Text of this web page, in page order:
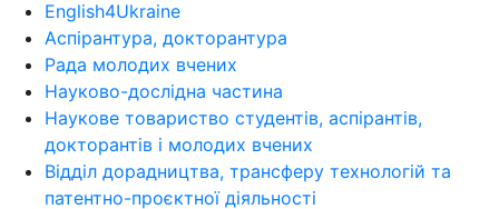
English4Ukraine
Аспірантура, докторантура
Рада молодих вчених
Науково-дослідна частина
Наукове товариство студентів, аспірантів,
докторантів і молодих вчених
Відділ дорадництва, трансферу технологій та
патентно-проєктної діяльності